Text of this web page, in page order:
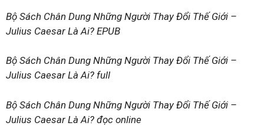
Bộ Sách Chân Dung Những Người Thay Đổi Thế Giới –
Julius Caesar Là Ai? EPUB
Bộ Sách Chân Dung Những Người Thay Đổi Thế Giới –
Julius Caesar Là Ai? full
Bộ Sách Chân Dung Những Người Thay Đổi Thế Giới –
Julius Caesar Là Ai? đọc online